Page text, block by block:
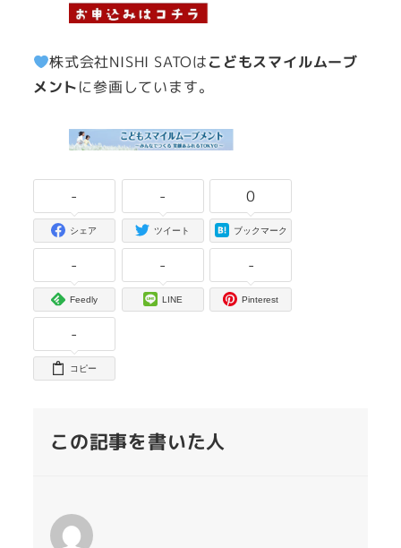
株式会社NISHI SATOはこどもスマイルムーブ
メントに参画しています。
-
シェア
-
ツイート
0
ブックマーク
-
Feedly
-
LINE
-
Pinterest
-
コピー
この記事を書いた人